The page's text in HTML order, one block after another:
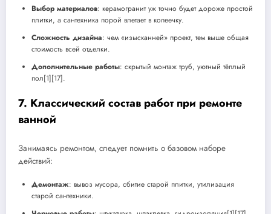
Выбор материалов: керамогранит уж точно будет дороже простой
плитки, а сантехника порой влетает в копеечку.
Сложность дизайна: чем «изысканней» проект, тем выше общая
стоимость всей отделки.
Дополнительные работы: скрытый монтаж труб, уютный тёплый
пол[1][17].
7. Классический состав работ при ремонте
ванной
Занимаясь ремонтом, следует помнить о базовом наборе
действий:
Демонтаж: вывоз мусора, сбитие старой плитки, утилизация
старой сантехники.